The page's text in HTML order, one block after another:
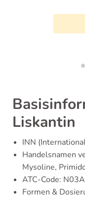
Liskantin
INN
Handelsnamen
Mysoline,
ATC-Code:
Formen &